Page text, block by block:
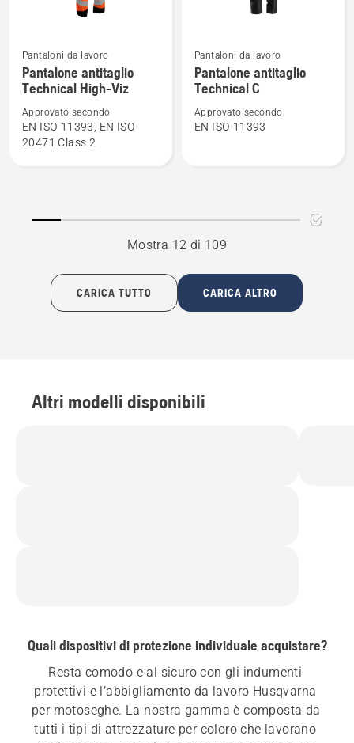
Vedi
maggiori
dettagli
Pantalone
antitaglio
Pantaloni da lavoro
Pantalone antitaglio
Technical High-Viz
Approvato secondo
EN ISO 11393, EN ISO
20471 Class 2
Vedi
maggiori
dettagli
Pantalone
Pantaloni da lavoro
Pantalone antitaglio
Technical C
Approvato secondo
EN ISO 11393
Mostra 12 di 109
CARICA TUTTO CARICA ALTRO
Altri modelli disponibili
Quali dispositivi di protezione individuale acquistare?
Resta comodo e al sicuro con gli indumenti
protettivi e l’abbigliamento da lavoro Husqvarna
per motoseghe. La nostra gamma è composta da
tutti i tipi di attrezzature per coloro che lavorano